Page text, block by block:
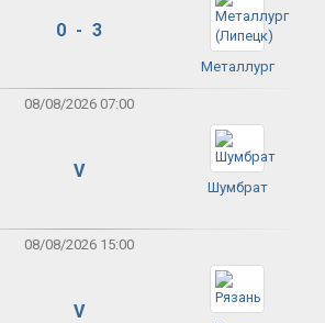
0 - 3
Металлург
08/08/2026 07:00
V
Шумбрат
08/08/2026 15:00
V